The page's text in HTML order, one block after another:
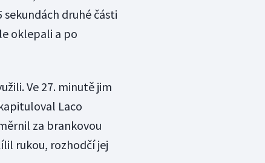
sekundách druhé části
oklepali a po
Ve 27. minutě jim
Laco
za brankovou
rukou, rozhodčí jej